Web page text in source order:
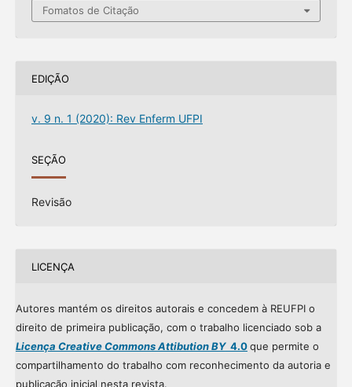
Fomatos de Citação
EDIÇÃO
v. 9 n. 1 (2020): Rev Enferm UFPI
SEÇÃO
Revisão
LICENÇA
Autores mantém os direitos autorais e concedem à REUFPI o
direito de primeira publicação, com o trabalho licenciado sob a
Licença Creative Commons Attibution BY4.0que permite o
compartilhamento do trabalho com reconhecimento da autoria e
publicação inicial nesta revista.